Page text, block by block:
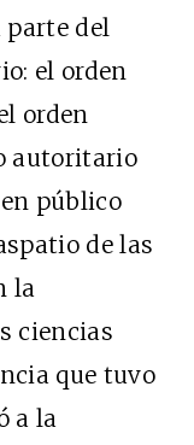
parte del
el orden
orden
autoritario
público
de las
la
ciencias
que tuvo
a la